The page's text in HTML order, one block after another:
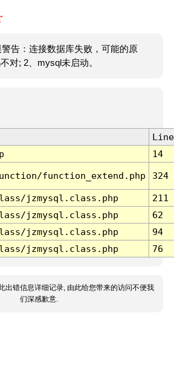
告：连接数据库失败，可能的原
对; 2、mysql未启动。
Line
14
function_extend.php 324
jzmysql.class.php
211
jzmysql.class.php
62
jzmysql.class.php
94
jzmysql.class.php 76
出错信息详细记录, 由此给您带来的访问不便我
们深感歉意.